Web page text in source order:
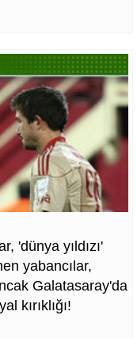
'dünya yıldızı'
yabancılar,
Galatasaray'da
kırıklığı!